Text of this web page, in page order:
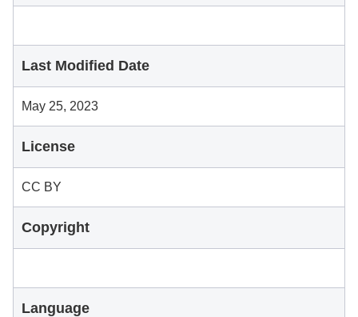
Last Modified Date
May 25, 2023
License
CC BY
Copyright
Language